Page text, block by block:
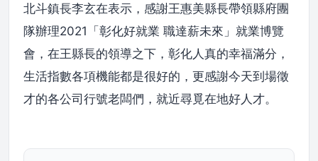
北斗鎮長李玄在表示，感謝王惠美縣長帶領縣府團
隊辦理2021「彰化好就業 職達薪未來」就業博覽
會，在王縣長的領導之下，彰化人真的幸福滿分，
生活指數各項機能都是很好的，更感謝今天到場徵
才的各公司行號老闆們，就近尋覓在地好人才。